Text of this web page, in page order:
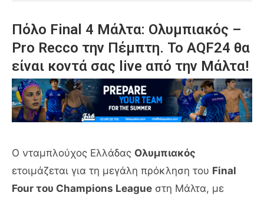
Πόλο Final 4 Μάλτα: Ολυμπιακός –
Pro Recco την Πέμπτη. Το AQF24 θα
είναι κοντά σας live από την Μάλτα!
Ο νταμπλούχος Ελλάδας Ολυμπιακός
ετοιμάζεται για τη μεγάλη πρόκληση του Final
Four του Champions League στη Μάλτα, με